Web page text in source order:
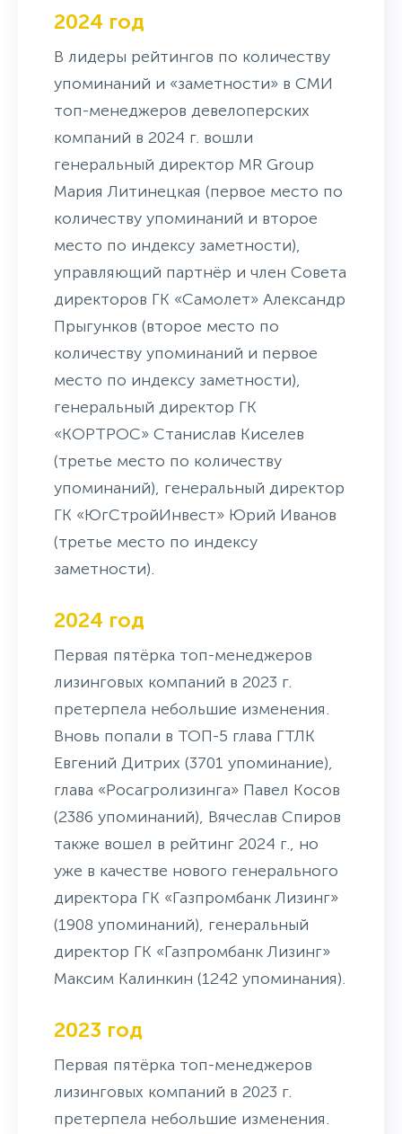
2024 год
В лидеры рейтингов по количеству
упоминаний и «заметности» в СМИ
топ-менеджеров девелоперских
компаний в 2024 г. вошли
генеральный директор MR Group
Мария Литинецкая (первое место по
количеству упоминаний и второе
место по индексу заметности),
управляющий партнёр и член Совета
директоров ГК «Самолет» Александр
Прыгунков (второе место по
количеству упоминаний и первое
место по индексу заметности),
генеральный директор ГК
«КОРТРОС» Станислав Киселев
(третье место по количеству
упоминаний), генеральный директор
ГК «ЮгСтройИнвест» Юрий Иванов
(третье место по индексу
заметности).
2024 год
Первая пятёрка топ-менеджеров
лизинговых компаний в 2023 г.
претерпела небольшие изменения.
Вновь попали в ТОП-5 глава ГТЛК
Евгений Дитрих (3701 упоминание),
глава «Росагролизинга» Павел Косов
(2386 упоминаний), Вячеслав Спиров
также вошел в рейтинг 2024 г., но
уже в качестве нового генерального
директора ГК «Газпромбанк Лизинг»
(1908 упоминаний), генеральный
директор ГК «Газпромбанк Лизинг»
Максим Калинкин (1242 упоминания).
2023 год
Первая пятёрка топ-менеджеров
лизинговых компаний в 2023 г.
претерпела небольшие изменения.